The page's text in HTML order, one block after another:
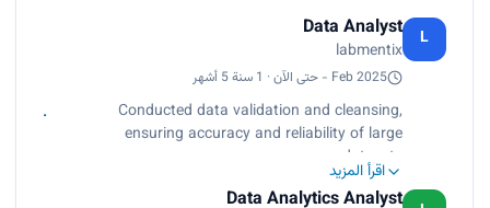
L
Data Analyst
labmentix
Feb 2025 - حتى الآن · 1 سنة 5 أشهر
Conducted data validation and cleansing,
ensuring accuracy and reliability of large
datasets.
• Performed Exploratory Data Analysis (EDA) on
اقرأ المزيد
Data Analytics Analyst